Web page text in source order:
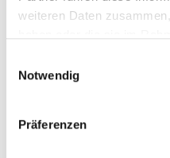
weiteren Daten
Notwendig
Präferenzen
Stand space:
Started:
Completed: